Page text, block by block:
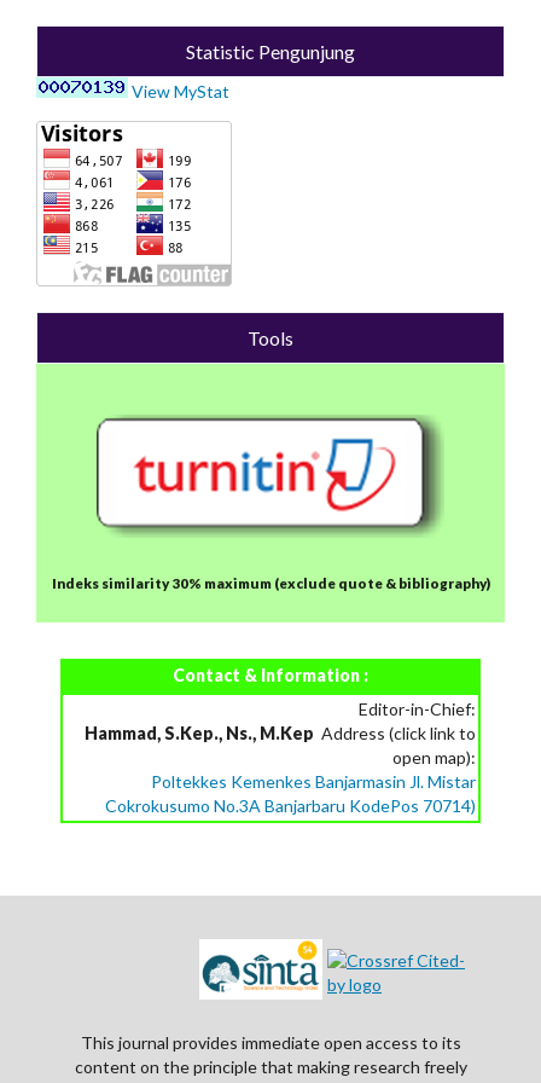
Statistic Pengunjung
View MyStat
Tools
Indeks similarity 30% maximum (exclude quote & bibliography)
Contact & Information :
Editor-in-Chief:
Hammad, S.Kep., Ns., M.Kep Address (click link to
open map):
Poltekkes Kemenkes Banjarmasin Jl. Mistar
Cokrokusumo No.3A Banjarbaru KodePos 70714)
This journal provides immediate open access to its
content on the principle that making research freely